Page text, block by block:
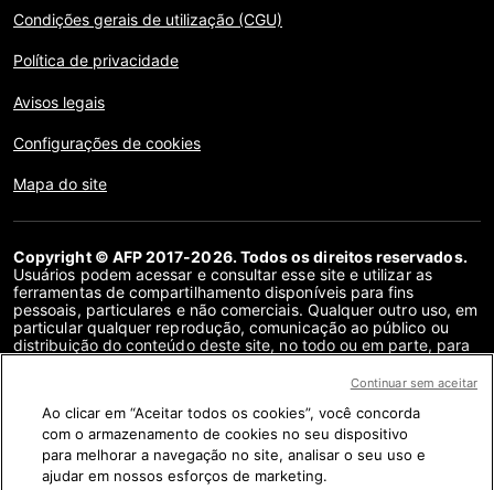
Condições gerais de utilização (CGU)
Política de privacidade
Avisos legais
Configurações de cookies
Mapa do site
Copyright © AFP 2017-2026. Todos os direitos reservados.
Usuários podem acessar e consultar esse site e utilizar as
ferramentas de compartilhamento disponíveis para fins
pessoais, particulares e não comerciais. Qualquer outro uso, em
particular qualquer reprodução, comunicação ao público ou
distribuição do conteúdo deste site, no todo ou em parte, para
contrato de licença específico assinado com a AFP, é
meio de links no conteúdo de verificação de fatos são
fornecidos na medida necessária para a correta compreensão
da checagem da informação em questão. A AFP não obteve
qualquer direito dos autores ou detentores dos direitos autorais
deste conteúdo de terceiros e não terá nenhuma
Ao clicar em “Aceitar todos os cookies”, você concorda
com o armazenamento de cookies no seu dispositivo
para melhorar a navegação no site, analisar o seu uso e
ajudar em nossos esforços de marketing.
Continuar sem aceitar